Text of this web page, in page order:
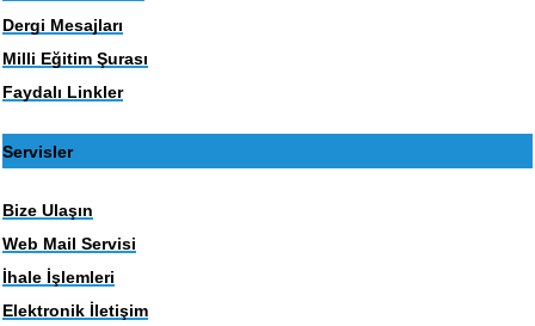
Dergi Mesajları
Milli Eğitim Şurası
Faydalı Linkler
Servisler
Bize Ulaşın
Web Mail Servisi
İhale İşlemleri
Elektronik İletişim